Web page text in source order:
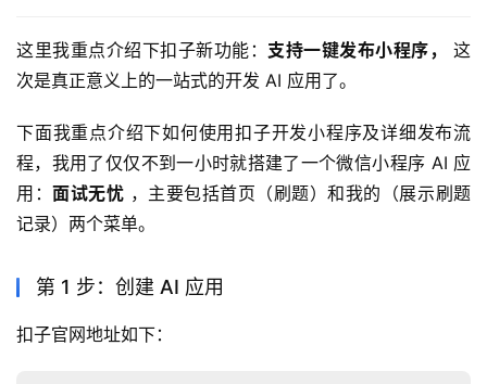
这里我重点介绍下扣子新功能： 支持一键发布小程序，
这
次是真正意义上的一站式的开发 AI 应用了。
下面我重点介绍下如何使用扣子开发小程序及详细发布流
程，我用了仅仅不到一小时就搭建了一个微信小程序 AI 应
用：面试无忧 ，主要包括首页（刷题）和我的（展示刷题
记录）两个菜单。
第 1 步：创建 AI 应用
扣子官网地址如下：